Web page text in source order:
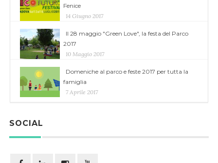
Fenice
14 Giugno 2017
Il 28 maggio "Green Love", la festa del Parco
2017
10 Maggio 2017
Domeniche al parco e feste 2017 per tutta la
famiglia
7 Aprile 2017
SOCIAL